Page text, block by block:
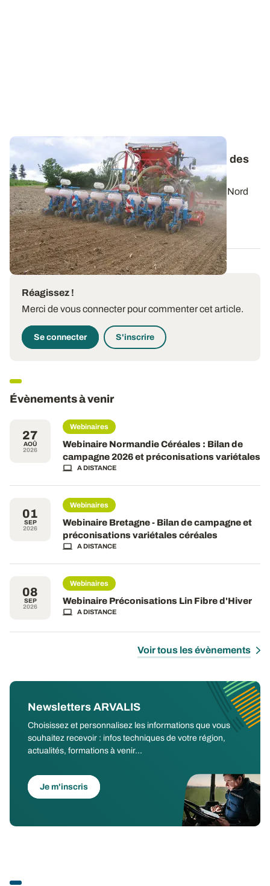
Maïs fourrage - Les conditions de réussite des
semis précoces
En maïs fourrage, le 1er avril au Sud et le 10 avril au Nord
sont des dates repères pour...
27 MARS 2025
Réagissez !
Merci de vous connecter pour commenter cet article.
Se connecter S'inscrire
Évènements à venir
27
AOÛ
2026
Webinaires
Webinaire Normandie Céréales : Bilan de
campagne 2026 et préconisations variétales
A DISTANCE
01
SEP
2026
Webinaires
Webinaire Bretagne - Bilan de campagne et
préconisations variétales céréales
A DISTANCE
08
SEP
2026
Webinaires
Webinaire Préconisations Lin Fibre d'Hiver
A DISTANCE
Voir tous les évènements
Newsletters ARVALIS
Choisissez et personnalisez les informations que vous
souhaitez recevoir : infos techniques de votre région,
actualités, formations à venir...
Je m'inscris